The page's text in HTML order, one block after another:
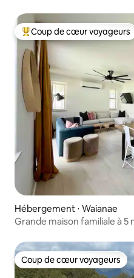
Coups de cœur voyageurs
Coup de cœur voyageurs
Hébergement ⋅ Waianae
Grande maison familiale à 5
Coup de cœur voyageurs
Coup de cœur voyageurs